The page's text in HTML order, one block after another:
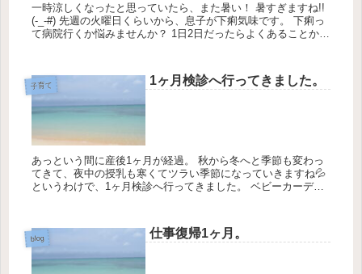
一時涼しくなったと思っていたら、また暑い！ 暑すぎますね!!
(-_-#) 先週の火曜日くらいから、息子が下痢気味です。 下痢っ
て病院行くか悩みませんか？ 1日2日だったらよくあることかな
子育て 1ヶ月検診へ行ってきました。
あっという間に産後1ヶ月が経過。 秋から冬へと季節も変わっ
てきて、夜中の授乳も寒くてツラい季節になっていきますね💦
というわけで、1ヶ月検診へ行ってきました。 ベビーカーデビ
blog 仕事復帰1ヶ月。